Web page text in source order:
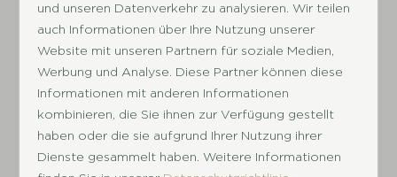
Spielplatz im Freien
Hallenbad
Freibad
Bowling
Indoor-Spielplatz
Yachthafen
Zusätzliche Hausordnung
Succes Holidayparcs vermietet Unterkünfte
ausschließlich zu Freizeitzwecken. Daher ist es
nicht erlaubt, Angestellte von Unternehmen in
unseren Unterkünften unterzubringen. Wenn wir
feststellen, dass Angestellte untergebracht
und unseren Datenverkehr zu analysieren. Wir teilen
auch Informationen über Ihre Nutzung unserer
Website mit unseren Partnern für soziale Medien,
Werbung und Analyse. Diese Partner können diese
Informationen mit anderen Informationen
kombinieren, die Sie ihnen zur Verfügung gestellt
haben oder die sie aufgrund Ihrer Nutzung ihrer
Dienste gesammelt haben. Weitere Informationen